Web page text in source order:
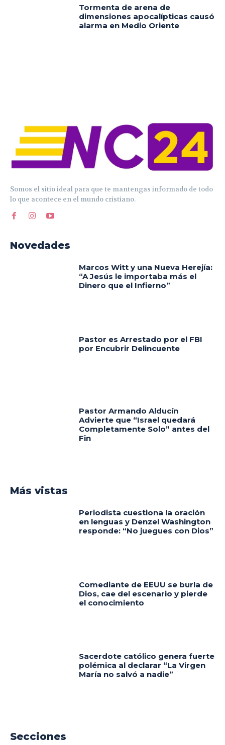
Tormenta de arena de
dimensiones apocalípticas causó
alarma en Medio Oriente
Somos el sitio ideal para que te mantengas informado de todo
lo que acontece en el mundo cristiano.
Novedades
Marcos Witt y una Nueva Herejía:
“A Jesús le importaba más el
Dinero que el Infierno”
Pastor es Arrestado por el FBI
por Encubrir Delincuente
Pastor Armando Alducín
Advierte que “Israel quedará
Completamente Solo” antes del
Fin
Más vistas
Periodista cuestiona la oración
en lenguas y Denzel Washington
responde: “No juegues con Dios”
Comediante de EEUU se burla de
Dios, cae del escenario y pierde
el conocimiento
Sacerdote católico genera fuerte
polémica al declarar “La Virgen
María no salvó a nadie”
Secciones